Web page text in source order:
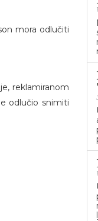
mora odlučiti
reklamiranom
odlučio snimiti